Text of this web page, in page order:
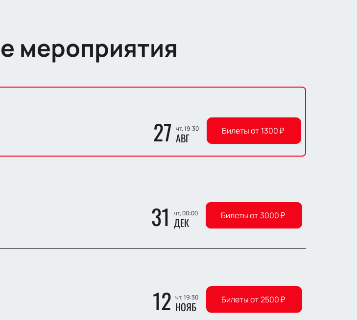
мероприятия
27 чт, 19:30
АВГ Билеты от 1300₽
31 чт, 00:00
ДЕК Билеты от 3000₽
12 чт, 19:30
НОЯБ Билеты от 2500₽